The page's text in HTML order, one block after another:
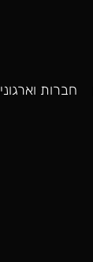
חברות